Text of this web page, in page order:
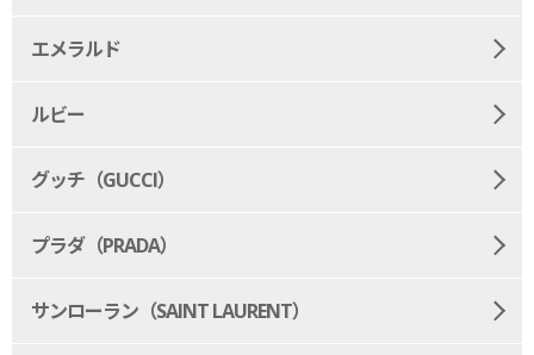
エメラルド
ルビー
グッチ（GUCCI）
プラダ（PRADA）
サンローラン（SAINT LAURENT）